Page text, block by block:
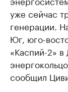
уже сейчас
генерации.
Юг, юго-
«Каспий-2» в
сообщил